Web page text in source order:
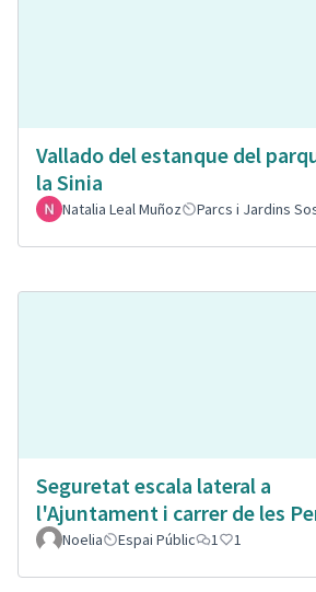
Vallado del estanque del
la Sinia
Natalia Leal Muñoz Parcs i Jardins
Seguretat escala lateral a
l'Ajuntament i carrer de les
Noelia Espai Públic 1 1